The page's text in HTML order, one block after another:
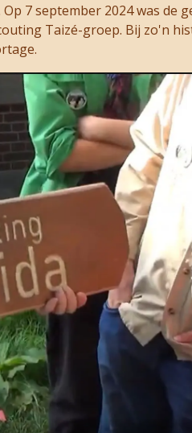
7 september 2024 was de
Taizé-groep. Bij zo'n